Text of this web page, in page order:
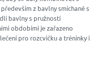
z bavlny smíchané s
bavlny s pružností
obdobími je zařazeno
pro rozcvičku a tréninky i